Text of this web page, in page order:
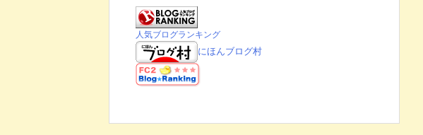
人気ブログランキング
にほんブログ村